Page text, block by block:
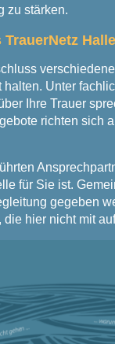
zu stärken.
halten. Unter
Ihre Trauer
richten sich
für Sie ist.
gegeben
hier nicht mit